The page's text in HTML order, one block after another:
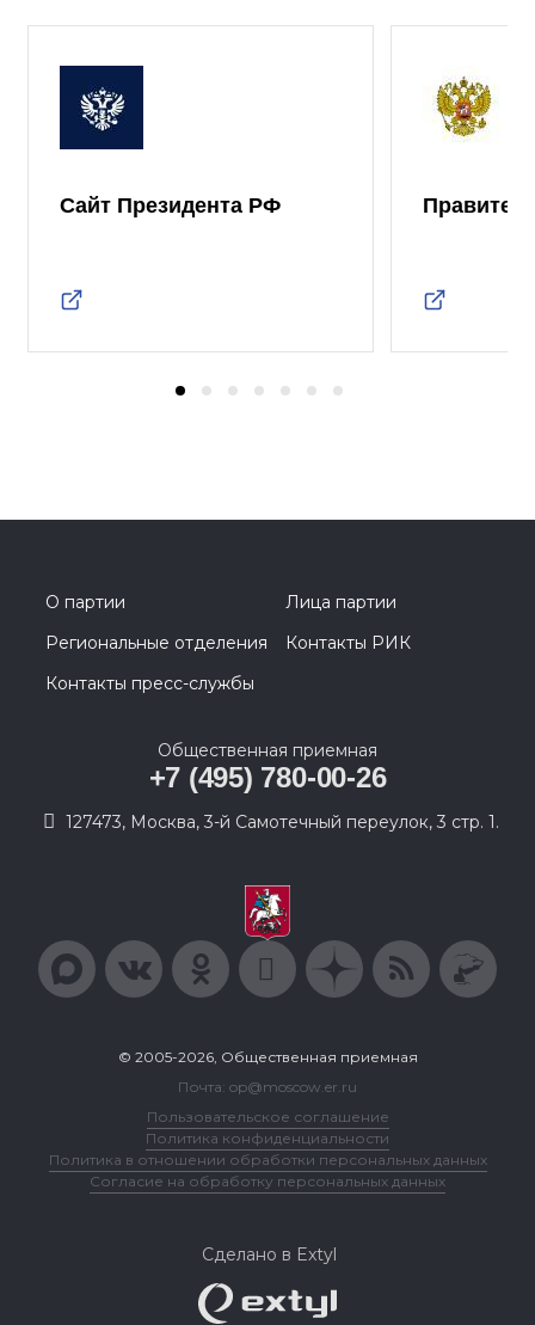
Сайт Президента РФ
О партии
Лица партии
Региональные отделения
Контакты РИК
Контакты пресс-службы
Общественная приемная
+7 (495) 780-00-26
127473, Москва, 3-й Самотечный переулок, 3 стр. 1.
© 2005-2026, Общественная приемная
Почта: op@moscow.er.ru
Пользовательское соглашение
Политика конфиденциальности
Политика в отношении обработки персональных данных
Согласие на обработку персональных данных
Сделано в Extyl